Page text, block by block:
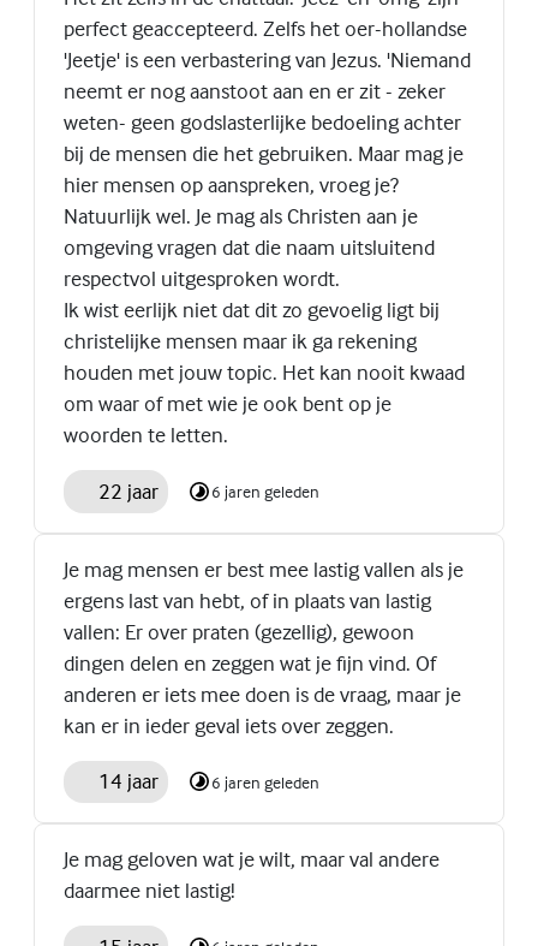
perfect geaccepteerd. Zelfs het oer-hollandse
'Jeetje' is een verbastering van Jezus. 'Niemand
neemt er nog aanstoot aan en er zit - zeker
weten- geen godslasterlijke bedoeling achter
bij de mensen die het gebruiken. Maar mag je
hier mensen op aanspreken, vroeg je?
Natuurlijk wel. Je mag als Christen aan je
omgeving vragen dat die naam uitsluitend
respectvol uitgesproken wordt.
Ik wist eerlijk niet dat dit zo gevoelig ligt bij
christelijke mensen maar ik ga rekening
houden met jouw topic. Het kan nooit kwaad
om waar of met wie je ook bent op je
woorden te letten.
22 jaar 6 jaren geleden
Je mag mensen er best mee lastig vallen als je
ergens last van hebt, of in plaats van lastig
vallen: Er over praten (gezellig), gewoon
dingen delen en zeggen wat je fijn vind. Of
anderen er iets mee doen is de vraag, maar je
kan er in ieder geval iets over zeggen.
14 jaar 6 jaren geleden
Je mag geloven wat je wilt, maar val andere
daarmee niet lastig!